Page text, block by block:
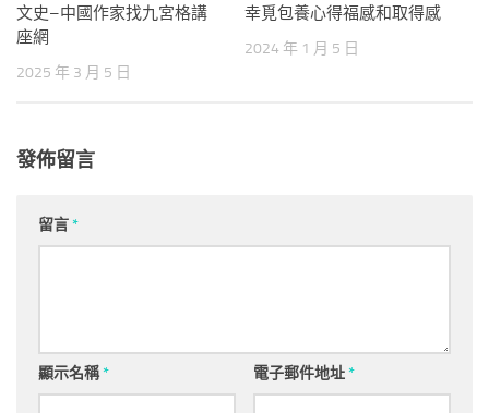
文史–中國作家找九宮格講
座網
2025 年 3 月 5 日
幸覓包養心得福感和取得感
2024 年 1 月 5 日
發佈留言
留言*
顯示名稱* 電子郵件地址*